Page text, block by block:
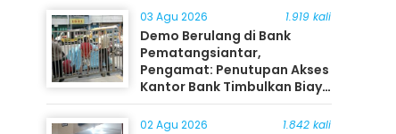
03 Agu 2026 1.919 kali
Demo Berulang di Bank
Pematangsiantar,
Pengamat: Penutupan Akses
Kantor Bank Timbulkan Biaya
Ekonomi bagi Masyarakat
02 Agu 2026 1.842 kali